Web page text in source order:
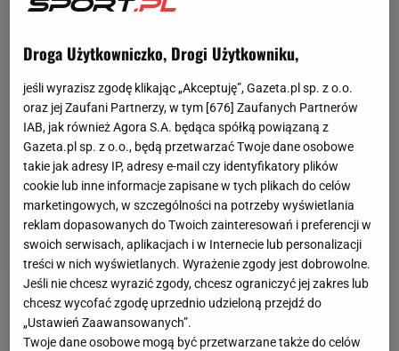
W sobotnim konkursie drużynowym wygrała Austria.
Niemcy zajęli drugie miejsca, a Polska została
Droga Użytkowniczko, Drogi Użytkowniku,
jeśli wyrazisz zgodę klikając „Akceptuję”, Gazeta.pl sp. z o.o.
oraz jej Zaufani Partnerzy, w tym [676] Zaufanych Partnerów
IAB, jak również Agora S.A. będąca spółką powiązaną z
Gazeta.pl sp. z o.o., będą przetwarzać Twoje dane osobowe
takie jak adresy IP, adresy e-mail czy identyfikatory plików
cookie lub inne informacje zapisane w tych plikach do celów
marketingowych, w szczególności na potrzeby wyświetlania
reklam dopasowanych do Twoich zainteresowań i preferencji w
swoich serwisach, aplikacjach i w Internecie lub personalizacji
treści w nich wyświetlanych. Wyrażenie zgody jest dobrowolne.
Jeśli nie chcesz wyrazić zgody, chcesz ograniczyć jej zakres lub
chcesz wycofać zgodę uprzednio udzieloną przejdź do
„Ustawień Zaawansowanych”.
Twoje dane osobowe mogą być przetwarzane także do celów